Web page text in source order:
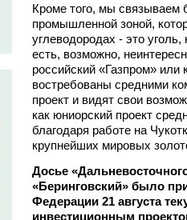
Кроме того, мы
промышленной зоной,
углеводородах - это
есть, возможно,
российский «Газпром»
востребованы средними
проект и видят свои
как юниорский проект
благодаря работе на
крупнейших мировых
Досье
«Беринговский» было
Федерации 21 августа
инвестиционным